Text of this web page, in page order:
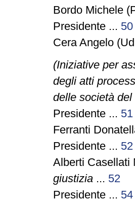
Bordo Michele
Presidente ... 50
Cera Angelo
(Iniziative per
degli atti
delle società
Presidente ... 51
Ferranti
Presidente ... 52
Alberti
giustizia ... 52
Presidente ... 54